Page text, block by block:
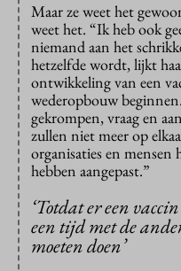
Maar ze weet het
weet het. “Ik heb ook
niemand aan het
hetzelfde wordt, lijkt
ontwikkeling van een
wederopbouw
gekrompen, vraag en
zullen niet meer op
organisaties en mensen
hebben aangepast.”
‘Totdat er een
een tijd met de
moeten doen’